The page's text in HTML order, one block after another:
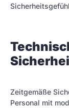
Zeitgemäße
Personal mit